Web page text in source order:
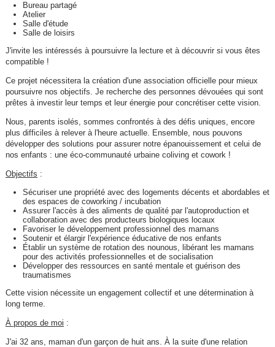
Bureau partagé
Atelier
Salle d'étude
Salle de loisirs
J'invite les intéressés à poursuivre la lecture et à découvrir si vous êtes
compatible !
Ce projet nécessitera la création d'une association officielle pour mieux
poursuivre nos objectifs. Je recherche des personnes dévouées qui sont
prêtes à investir leur temps et leur énergie pour concrétiser cette vision.
Nous, parents isolés, sommes confrontés à des défis uniques, encore
plus difficiles à relever à l'heure actuelle. Ensemble, nous pouvons
développer des solutions pour assurer notre épanouissement et celui de
nos enfants : une éco-communauté urbaine coliving et cowork !
Objectifs :
Sécuriser une propriété avec des logements décents et abordables et
des espaces de coworking / incubation
Assurer l'accès à des aliments de qualité par l'autoproduction et
collaboration avec des producteurs biologiques locaux
Favoriser le développement professionnel des mamans
Soutenir et élargir l'expérience éducative de nos enfants
Établir un système de rotation des nounous, libérant les mamans
pour des activités professionnelles et de socialisation
Développer des ressources en santé mentale et guérison des
traumatismes
Cette vision nécessite un engagement collectif et une détermination à
long terme.
À propos de moi :
J'ai 32 ans, maman d'un garçon de huit ans. À la suite d'une relation